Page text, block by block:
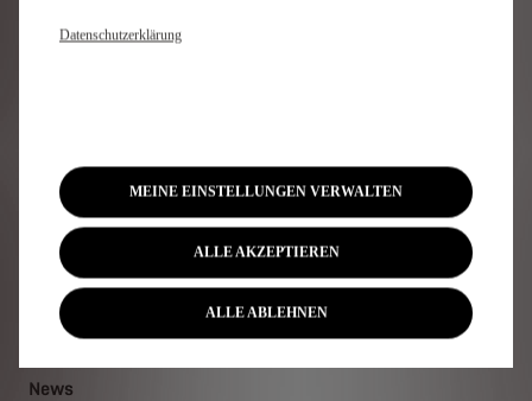
Modelle
Plug-In-Hybridfahrzeuge
SUV
Limousinen
Limited Editions
Schnellzugriffe
News
Datenschutzerklärung
MEINE EINSTELLUNGEN VERWALTEN
ALLE AKZEPTIEREN
ALLE ABLEHNEN